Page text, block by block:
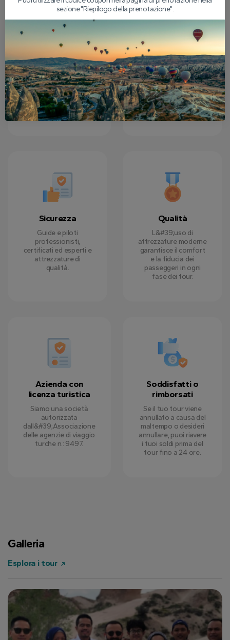
Assicurazione
Sarai coperto
dall&#39;assicurazione
per tutto il tour in
mongolfiera e il tour
normale
dall&#39;inizio alla
fine.
Esperienza
Per oltre 10 anni di
lavoro, abbiamo
servito con più di
10.000 persone da
tutto il mondo.
Sicurezza
Guide e piloti
professionisti,
certificati ed esperti e
attrezzature di
qualità.
Qualità
L&#39;uso di
attrezzature moderne
garantisce il comfort
e la fiducia dei
passeggeri in ogni
fase dei tour.
Azienda con
licenza turistica
Siamo una società
autorizzata
dall&#39;Associazione
delle agenzie di viaggio
turche n.: 9497.
Soddisfatti o
rimborsati
Se il tuo tour viene
annullato a causa del
maltempo o desideri
annullare, puoi riavere
i tuoi soldi prima del
tour fino a 24 ore.
Galleria
Esplora i tour
sezione "Riepilogo della prenotazione".